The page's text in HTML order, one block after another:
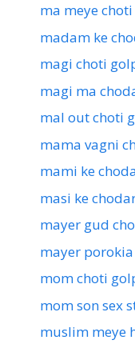
ma meye choti
madam ke
magi choti
magi ma
mal out choti
mama vagni
mami ke
masi ke
mayer gud
mayer
mom choti
mom son sex
muslim meye